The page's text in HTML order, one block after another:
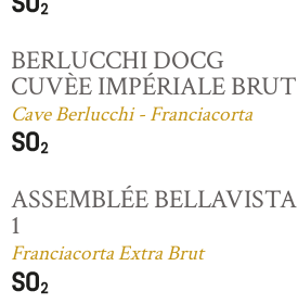
BERLUCCHI DOCG
CUVÈE IMPÉRIALE BRUT
Cave Berlucchi - Franciacorta
ASSEMBLÉE BELLAVISTA
1
Franciacorta Extra Brut